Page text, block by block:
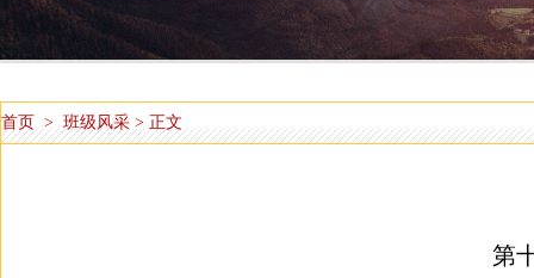
首页 > 班级风采 > 正文
第